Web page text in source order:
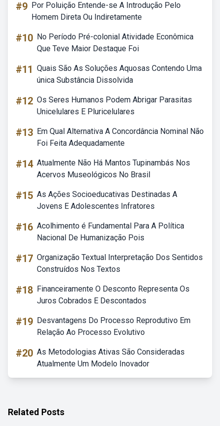
#9 Por Poluição Entende-se A Introdução Pelo
Homem Direta Ou Indiretamente
#10 No Período Pré-colonial Atividade Econômica
Que Teve Maior Destaque Foi
#11 Quais São As Soluções Aquosas Contendo Uma
única Substância Dissolvida
#12 Os Seres Humanos Podem Abrigar Parasitas
Unicelulares E Pluricelulares
#13 Em Qual Alternativa A Concordância Nominal Não
Foi Feita Adequadamente
#14 Atualmente Não Há Mantos Tupinambás Nos
Acervos Museológicos No Brasil
#15 As Ações Socioeducativas Destinadas A
Jovens E Adolescentes Infratores
#16 Acolhimento é Fundamental Para A Política
Nacional De Humanização Pois
#17 Organização Textual Interpretação Dos Sentidos
Construídos Nos Textos
#18 Financeiramente O Desconto Representa Os
Juros Cobrados E Descontados
#19 Desvantagens Do Processo Reprodutivo Em
Relação Ao Processo Evolutivo
#20 As Metodologias Ativas São Consideradas
Atualmente Um Modelo Inovador
Related Posts